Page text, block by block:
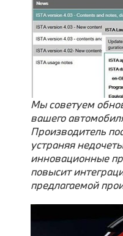
Мы советуем
вашего
Производитель
устраняя
инновационные
повысит
предлагаемой